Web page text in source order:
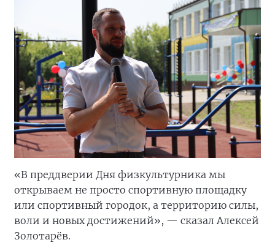
«В преддверии Дня физкультурника мы
открываем не просто спортивную площадку
или спортивный городок, а территорию силы,
воли и новых достижений», — сказал Алексей
Золотарёв.